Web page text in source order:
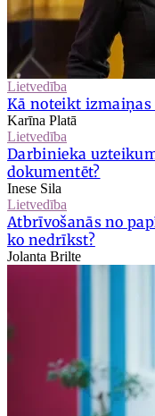
Lietvedība
Kā noteikt izmaiņas
Karīna Platā
Lietvedība
Darbinieka
dokumentēt?
Inese Sila
Lietvedība
Atbrīvošanās no
ko nedrīkst?
Jolanta Brilte